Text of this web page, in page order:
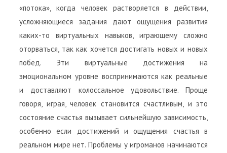
«потока», когда человек растворяется в действии,
усложняющиеся задания дают ощущения развития
каких-то виртуальных навыков, играющему сложно
оторваться, так как хочется достигать новых и новых
побед. Эти виртуальные достижения на
эмоциональном уровне воспринимаются как реальные
и доставляют колоссальное удовольствие. Проще
говоря, играя, человек становится счастливым, и это
состояние счастья вызывает сильнейшую зависимость,
особенно если достижений и ощущения счастья в
реальном мире нет. Проблемы у игроманов начинаются